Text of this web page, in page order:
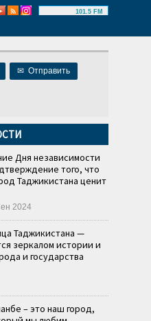
101.5 FM
✉ Отправить
Дня независимости
того, что
Таджикистана ценит
2024
Таджикистана —
зеркалом истории и
и государства
– это наш город,